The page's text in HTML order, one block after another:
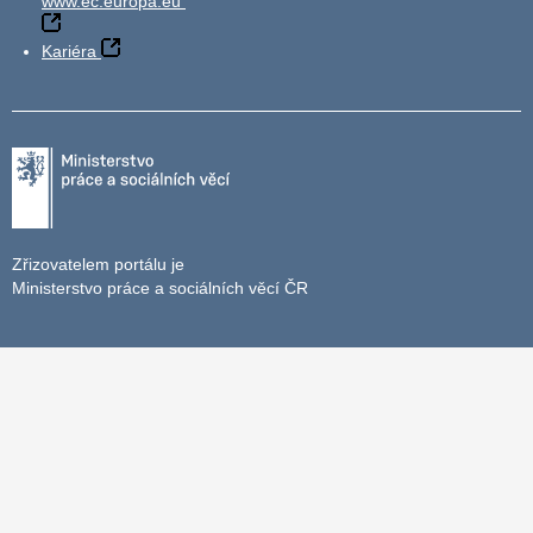
Kariéra
Zřizovatelem portálu je
Ministerstvo práce a sociálních věcí ČR